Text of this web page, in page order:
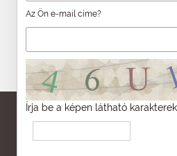
Az Ön e-mail címe?
Írja be a képen látható